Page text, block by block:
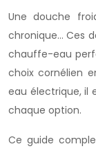
Une douche
chronique… Ces
chauffe-eau
choix cornélien
eau électrique, il
chaque option.
Ce guide